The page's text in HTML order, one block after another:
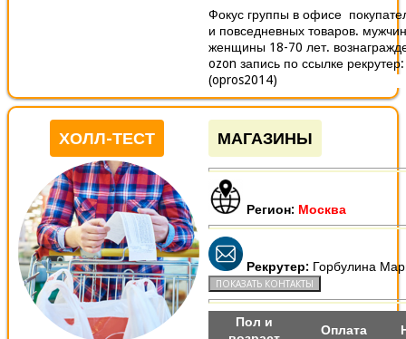
Фокус группы в офисе
и повседневных товаров.
женщины 18-70 лет.
ozon запись по ссылке
(opros2014)
ХОЛЛ-ТЕСТ МАГАЗИНЫ
Регион: Москва
Рекрутер: Горбулина
Пол и
Оплата